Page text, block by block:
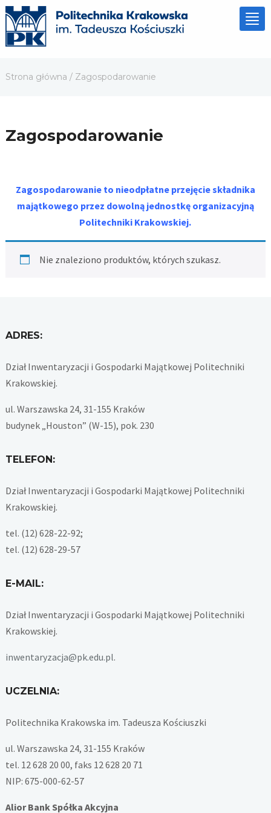
Strona główna / Zagospodarowanie
Zagospodarowanie
Zagospodarowanie to nieodpłatne przejęcie składnika
majątkowego przez dowolną jednostkę organizacyjną
Politechniki Krakowskiej.
Nie znaleziono produktów, których szukasz.
ADRES:
Dział Inwentaryzacji i Gospodarki Majątkowej Politechniki
Krakowskiej.
ul. Warszawska 24, 31-155 Kraków
budynek „Houston” (W-15), pok. 230
TELEFON:
Dział Inwentaryzacji i Gospodarki Majątkowej Politechniki
Krakowskiej.
tel. (12) 628-22-92;
tel. (12) 628-29-57
E-MAIL:
Dział Inwentaryzacji i Gospodarki Majątkowej Politechniki
Krakowskiej.
inwentaryzacja@pk.edu.pl.
UCZELNIA:
Politechnika Krakowska im. Tadeusza Kościuszki
ul. Warszawska 24, 31-155 Kraków
tel. 12 628 20 00, faks 12 628 20 71
NIP: 675-000-62-57
Alior Bank Spółka Akcyjna